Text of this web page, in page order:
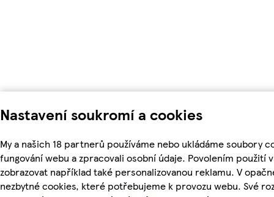
Nastavení soukromí a cookies
My a našich 18 partnerů používáme nebo ukládáme soubory
fungování webu a zpracovali osobní údaje. Povolením použití
zobrazovat například také personalizovanou reklamu. V
nezbytné cookies, které potřebujeme k provozu webu. Své